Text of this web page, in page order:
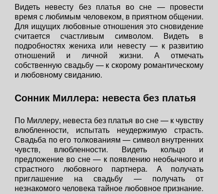
Видеть невесту без платья во сне — провести
время с любимым человеком, в приятном общении.
Для ищущих любовные отношения это сновидение
считается счастливым символом. Видеть в
подробностях жениха или невесту — к развитию
отношений и личной жизни. А отмечать
собственную свадьбу — к скорому романтическому
и любовному свиданию.
Сонник Миллера: невеста без платья
По Миллеру, невеста без платья во сне — к чувству
влюбленности, испытать неудержимую страсть.
Свадьба по его толкованиям — символ внутренних
чувств, влюбленности. Видеть кольцо и
предложение во сне — к появлению необычного и
страстного любовного партнера. А получать
приглашение на свадьбу — получать от
незнакомого человека тайное любовное признание.